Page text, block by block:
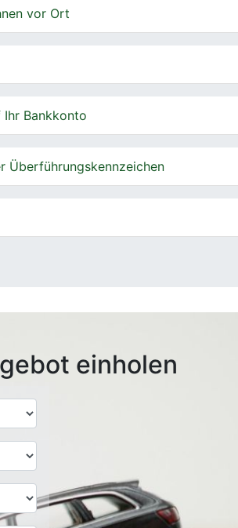
vor Ort
Bankkonto
Überführungskennzeichen
einholen